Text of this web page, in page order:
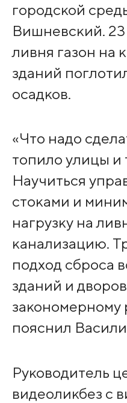
городской
Вишневский. 23
ливня газон на
зданий
осадков.
«Что надо
топило улицы и
Научиться
стоками и
нагрузку на
канализацию.
подход сброса
зданий и
закономерному
пояснил
Руководитель
видеоликбез с